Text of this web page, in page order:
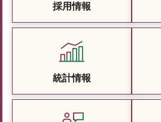
採用情報
統計情報